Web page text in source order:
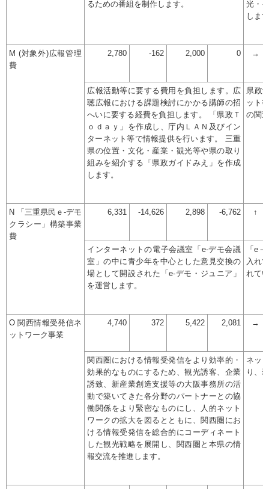
るための番組を制作します。
光・
しま
M (対象外)広報管理
費
2,780 -162 2,000 0 →
広報活動等に要する費用を負担します。広
聴広報における課題検討にかかる講師の招
へいに要する経費を負担します。 「県政Ｔ
ｏｄａｙ」を作成し、庁内ＬＡＮ及びイン
ターネット等で情報提供を行います。 三重
県の位置・文化・産業・観光等や県の取り
組みを紹介する「県政ガイドみえ」を作成
します。
県政
ット
の関
N 「三重県民ｅ-デモ
クラシー」構築事業
費
6,331 -14,626 2,898 -6,762 ↑
インターネットの電子会議室「e-デモ会議
室」の中に青少年を中心とした意見交換の
場として開設された「e-デモ・ジュニア」
を運営します。
「e
入れ
れて
O 関西情報受発信ネ
ットワーク事業
4,740 372 5,422 2,081 →
関西圏における情報受発信をより効率的・
効果的なものにするため、観光誘客、企業
誘致、新産業創造支援等の大阪事務所の活
動で築いてきた各分野のパートナーとの協
働関係をより緊密なものにし、人的ネット
ワークの拡大を図るとともに、関西圏にお
ける情報受発信を総合的にコーディネート
した観光戦略を展開し、関西圏と本県の情
報交流を推進します。
ネッ
り、